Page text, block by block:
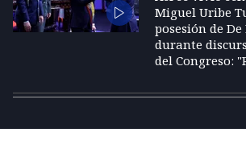
Miguel Uribe
posesión de
durante
del Congreso: